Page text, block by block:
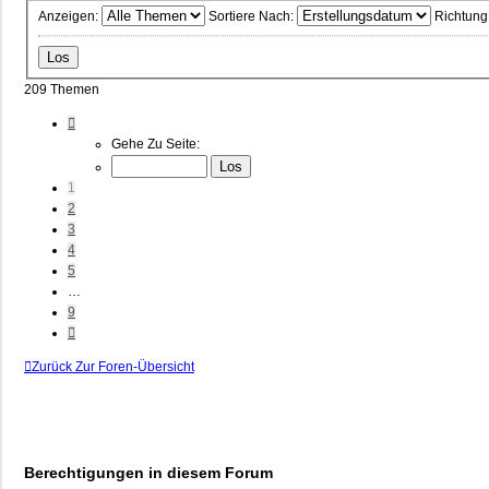
Anzeigen: Sortiere Nach:
209 Themen
Von
Gehe Zu Seite:
1
2
3
4
5
9
Zurück Zur Foren-Übersicht
Berechtigungen in diesem Forum